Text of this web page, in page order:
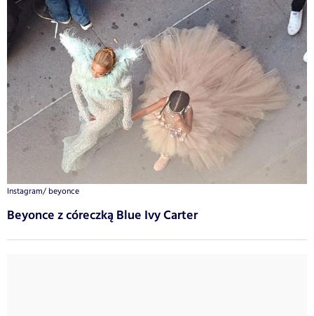
Instagram/ beyonce
Beyonce z córeczką Blue Ivy Carter